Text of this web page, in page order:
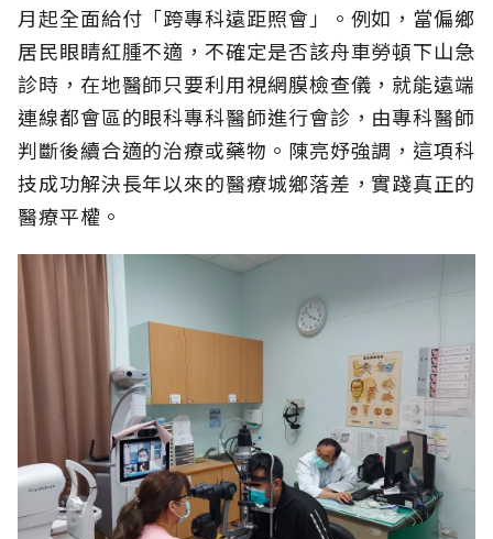
月起全面給付「跨專科遠距照會」。例如，當偏鄉
居民眼睛紅腫不適，不確定是否該舟車勞頓下山急
診時，在地醫師只要利用視網膜檢查儀，就能遠端
連線都會區的眼科專科醫師進行會診，由專科醫師
判斷後續合適的治療或藥物。陳亮妤強調，這項科
技成功解決長年以來的醫療城鄉落差，實踐真正的
醫療平權。